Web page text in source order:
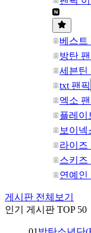
베스트
방탄
세븐틴
txt 팬픽
엑소
플레이
보이넥
라이즈
스키즈
연예인
게시판 전체보기
인기 게시판 TOP 50